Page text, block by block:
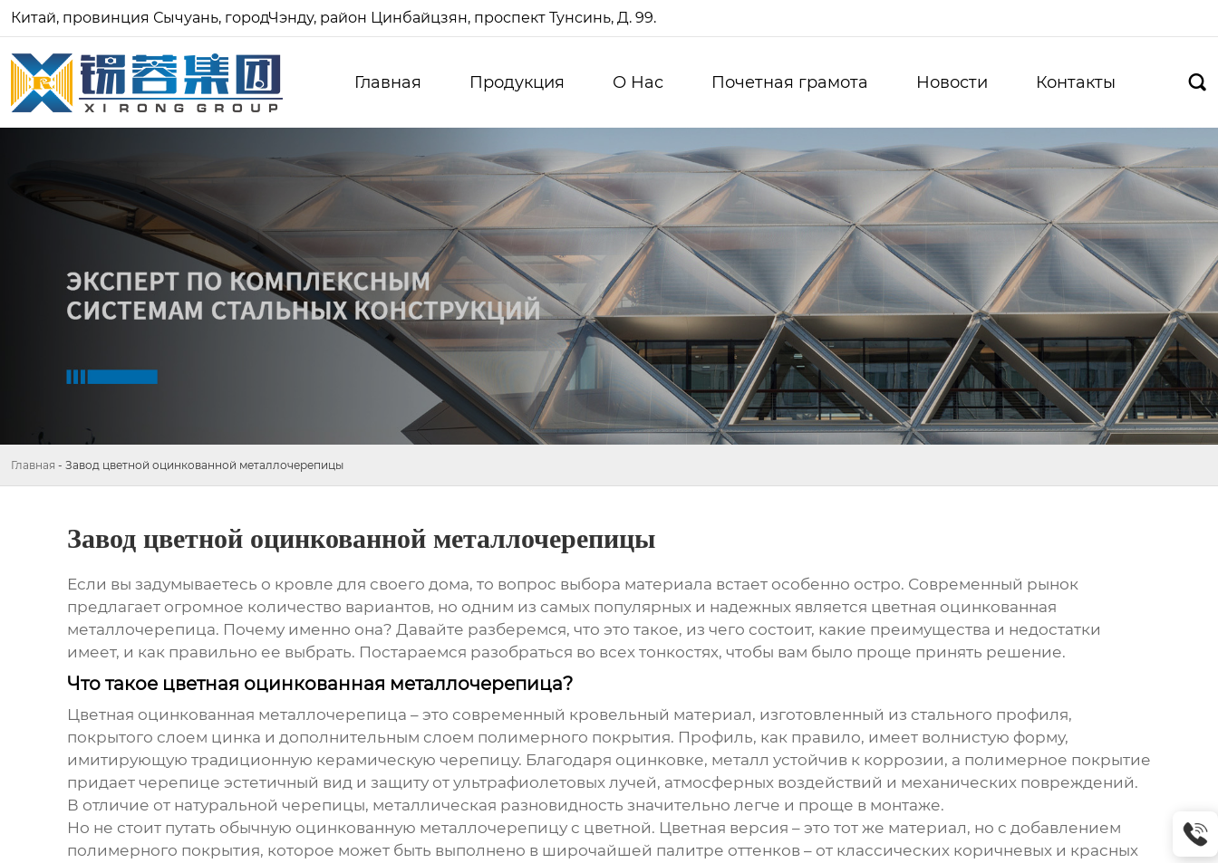
Китай, провинция Сычуань, городЧэнду, район Цинбайцзян, проспект Тунсинь, Д. 99.
Главная Продукция О Нас Почетная грамота Новости Контакты 
Главная - Завод цветной оцинкованной металлочерепицы
Завод цветной оцинкованной металлочерепицы
Если вы задумываетесь о кровле для своего дома, то вопрос выбора материала встает особенно остро. Современный рынок
предлагает огромное количество вариантов, но одним из самых популярных и надежных является цветная оцинкованная
металлочерепица. Почему именно она? Давайте разберемся, что это такое, из чего состоит, какие преимущества и недостатки
имеет, и как правильно ее выбрать. Постараемся разобраться во всех тонкостях, чтобы вам было проще принять решение.
Что такое цветная оцинкованная металлочерепица?
Цветная оцинкованная металлочерепица – это современный кровельный материал, изготовленный из стального профиля,
покрытого слоем цинка и дополнительным слоем полимерного покрытия. Профиль, как правило, имеет волнистую форму,
имитирующую традиционную керамическую черепицу. Благодаря оцинковке, металл устойчив к коррозии, а полимерное покрытие
придает черепице эстетичный вид и защиту от ультрафиолетовых лучей, атмосферных воздействий и механических повреждений.
В отличие от натуральной черепицы, металлическая разновидность значительно легче и проще в монтаже.
Но не стоит путать обычную оцинкованную металлочерепицу с цветной. Цветная версия – это тот же материал, но с добавлением
полимерного покрытия, которое может быть выполнено в широчайшей палитре оттенков – от классических коричневых и красных